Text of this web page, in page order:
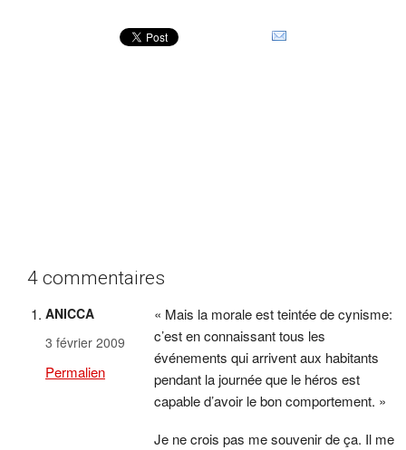
4 commentaires
ANICCA
3 février 2009
Permalien
« Mais la morale est teintée de cynisme:
c’est en connaissant tous les
événements qui arrivent aux habitants
pendant la journée que le héros est
capable d’avoir le bon comportement. »
Je ne crois pas me souvenir de ça. Il me